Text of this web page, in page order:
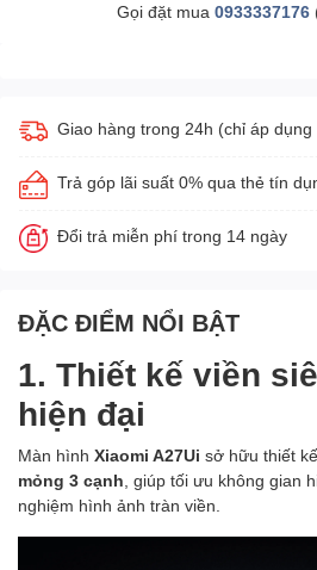
Gọi đặt mua 0933337176
Giao hàng trong 24h (chỉ áp
Trả góp lãi suất 0% qua thẻ tín
Đổi trả miễn phí trong 14 ngày
ĐẶC ĐIỂM NỔI BẬT
1. Thiết kế viền
hiện đại
Màn hình Xiaomi A27Ui sở hữu thiết
mỏng 3 cạnh , giúp tối ưu không gian
nghiệm hình ảnh tràn viền.